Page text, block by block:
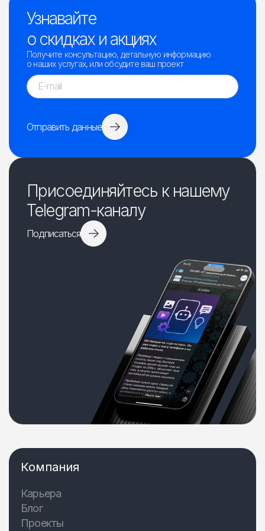
Узнавайте
о скидках и акциях
Получите консультацию, детальную информацию
о наших услугах, или обсудите ваш проект
Отправить данные
Присоединяйтесь к нашему
Telegram-каналу
Подписаться
Компания
Карьера
Блог
Проекты